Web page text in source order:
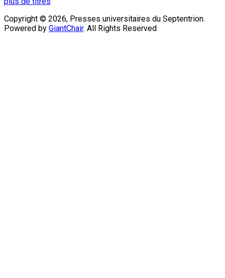
Copyright © 2026, Presses universitaires du Septentrion.
Powered by GiantChair. All Rights Reserved